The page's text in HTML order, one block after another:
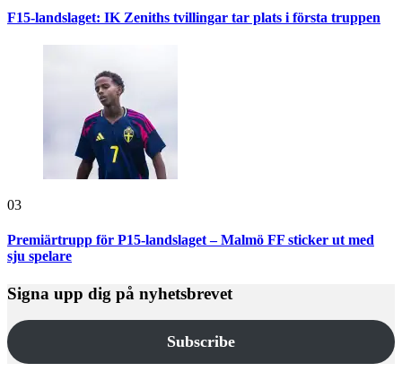
F15-landslaget: IK Zeniths tvillingar tar plats i första truppen
03
Premiärtrupp för P15-landslaget – Malmö FF sticker ut med
sju spelare
Signa upp dig på nyhetsbrevet
Subscribe